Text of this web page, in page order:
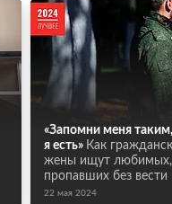
«Запомни меня
я есть» Как
жены ищут любимых,
пропавших без
22 мая 2024